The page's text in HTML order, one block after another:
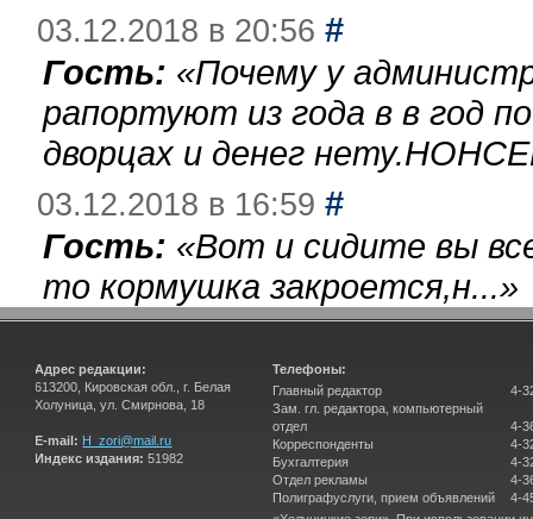
03.12.2018 в 20:56 #
Гость: «Почему у
рапортуют из года в в год
дворцах и денег
03.12.2018 в 16:59 #
Гость: «Вот и сидите вы
то кормушка закроется,н...»
Адрес редакции:
613200, Кировская обл., г. Белая
Холуница, ул. Смирнова, 18
E-mail: H_zori@mail.ru
Индекс издания: 51982
Телефоны:
Главный редактор
Зам. гл. редактора, компьютерный
отдел
Корреспонденты
Бухгалтерия
Отдел рекламы
Полиграфуслуги, прием объявлений
4-
4-
4-
4-
4-
4-